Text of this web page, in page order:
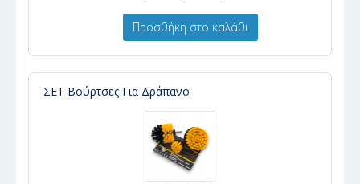
Προσθήκη στο καλάθι
ΣΕΤ Βούρτσες Για Δράπανο